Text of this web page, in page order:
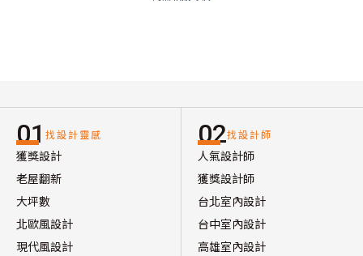
01 找設計靈感
獲獎設計
老屋翻新
大坪數
北歐風設計
現代風設計
02找設計師
人氣設計師
獲獎設計師
台北室內設計
台中室內設計
高雄室內設計